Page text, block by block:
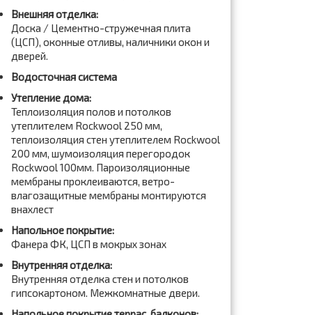
Внешняя отделка:
Доска / Цементно-стружечная плита
(ЦСП), оконные отливы, наличники окон и
дверей.
Водосточная система
Утепление дома:
Теплоизоляция полов и потолков
утеплителем Rockwool 250 мм,
теплоизоляция стен утеплителем Rockwool
200 мм, шумоизоляция перегородок
Rockwool 100мм. Пароизоляционные
мембраны проклеиваются, ветро-
влагозащитные мембраны монтируются
внахлест
Напольное покрытие:
Фанера ФК, ЦСП в мокрых зонах
Внутренняя отделка:
Внутренняя отделка стен и потолков
гипсокартоном. Межкомнатные двери.